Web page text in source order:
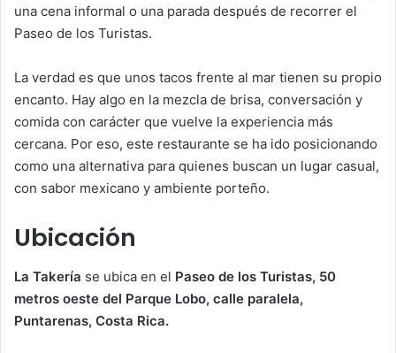
una cena informal o una parada después de recorrer el
Paseo de los Turistas.
La verdad es que unos tacos frente al mar tienen su propio
encanto. Hay algo en la mezcla de brisa, conversación y
comida con carácter que vuelve la experiencia más
cercana. Por eso, este restaurante se ha ido posicionando
como una alternativa para quienes buscan un lugar casual,
con sabor mexicano y ambiente porteño.
Ubicación
La Takería se ubica en el Paseo de los Turistas, 50
metros oeste del Parque Lobo, calle paralela,
Puntarenas, Costa Rica.